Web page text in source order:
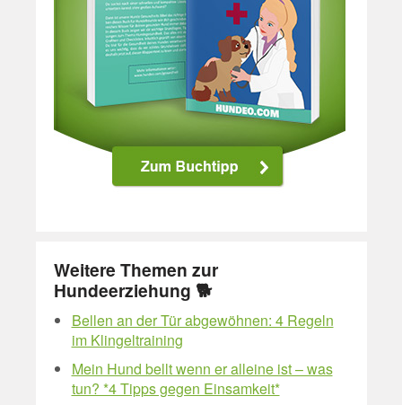
Weitere Themen zur
Hundeerziehung 🐕
Bellen an der Tür abgewöhnen: 4 Regeln
im Klingeltraining
Mein Hund bellt wenn er alleine ist – was
tun? *4 Tipps gegen Einsamkeit*